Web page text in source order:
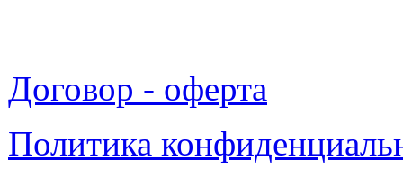
Договор - оферта
Политика